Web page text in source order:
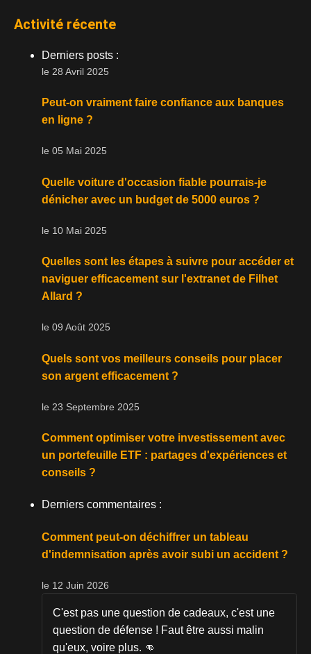
Activité récente
Derniers posts :
le 28 Avril 2025
Peut-on vraiment faire confiance aux banques
en ligne ?
le 05 Mai 2025
Quelle voiture d'occasion fiable pourrais-je
dénicher avec un budget de 5000 euros ?
le 10 Mai 2025
Quelles sont les étapes à suivre pour accéder et
naviguer efficacement sur l'extranet de Filhet
Allard ?
le 09 Août 2025
Quels sont vos meilleurs conseils pour placer
son argent efficacement ?
le 23 Septembre 2025
Comment optimiser votre investissement avec
un portefeuille ETF : partages d'expériences et
conseils ?
Derniers commentaires :
Comment peut-on déchiffrer un tableau
d'indemnisation après avoir subi un accident ?
le 12 Juin 2026
C'est pas une question de cadeaux, c'est une
question de défense ! Faut être aussi malin
qu'eux, voire plus. 👊